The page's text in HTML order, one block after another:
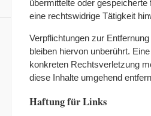
übermittelte oder
eine rechtswidrige Tätigkeit
Verpflichtungen zur
bleiben hiervon unberührt.
konkreten Rechtsverletzung
diese Inhalte umgehend
Haftung für Links